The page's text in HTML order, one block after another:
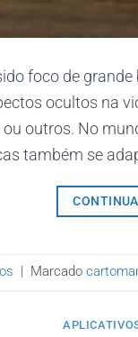
foco de
ocultos na
outros. No
também se
Marcado